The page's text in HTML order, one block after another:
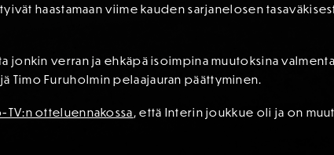
haastamaan viime kauden sarjanelosen
jonkin verran ja ehkäpä isoimpina muutoksina
Timo Furuholmin pelaajauran päättyminen.
TV:n otteluennakossa, että Interin joukkue oli ja on